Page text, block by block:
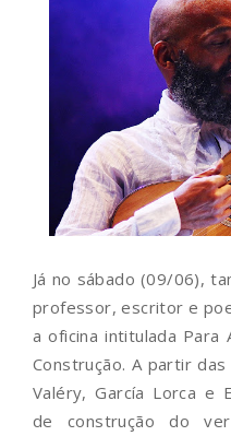
Já no sábado (09/06),
professor, escritor e
a oficina intitulada Para
Construção. A partir
Valéry, García Lorca e
de construção do